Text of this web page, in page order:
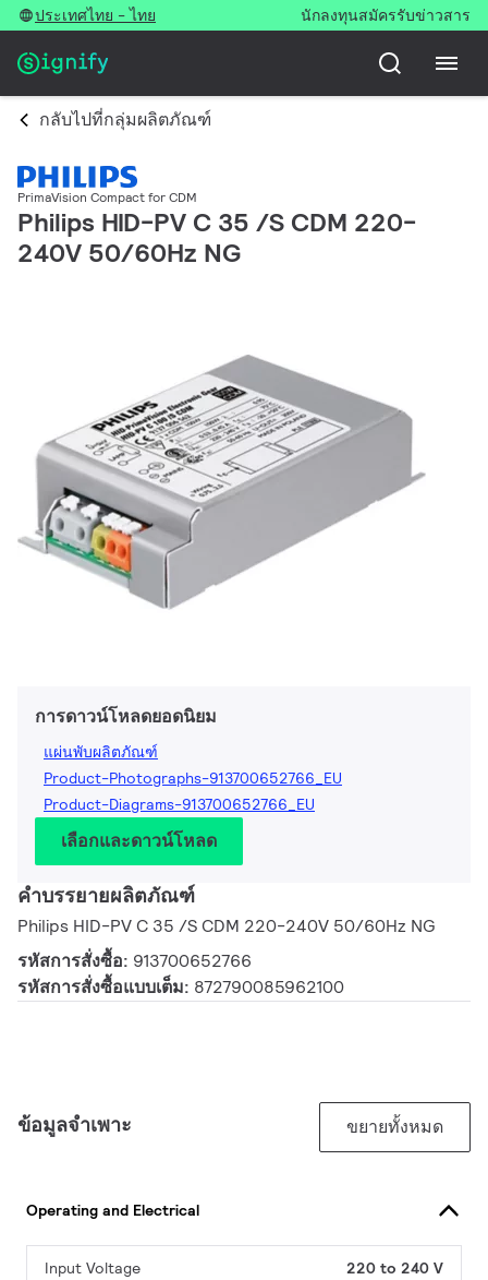
ประเทศไทย - ไทย นักลงทุนสมัครรับข่าวสาร
กลับไปที่กลุ่มผลิตภัณฑ์
PrimaVision Compact for CDM
Philips HID-PV C 35 /S CDM 220-
240V 50/60Hz NG
การดาวน์โหลดยอดนิยม
แผ่นพับผลิตภัณฑ์
Product-Photographs-913700652766_EU
Product-Diagrams-913700652766_EU
เลือกและดาวน์โหลด
คำบรรยายผลิตภัณฑ์
Philips HID-PV C 35 /S CDM 220-240V 50/60Hz NG
รหัสการสั่งซื้อ: 913700652766
รหัสการสั่งซื้อแบบเต็ม: 872790085962100
ข้อมูลจำเพาะ ขยายทั้งหมด
Operating and Electrical
Input Voltage 220 to 240 V